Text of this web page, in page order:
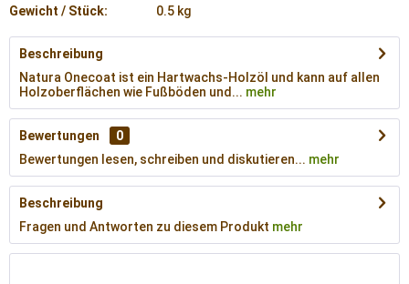
Gewicht / Stück:
0.5 kg
Beschreibung
Natura Onecoat ist ein Hartwachs-Holzöl und kann auf allen
Holzoberflächen wie Fußböden und... mehr
Bewertungen
0
Bewertungen lesen, schreiben und diskutieren... mehr
Beschreibung
Fragen und Antworten zu diesem Produkt mehr